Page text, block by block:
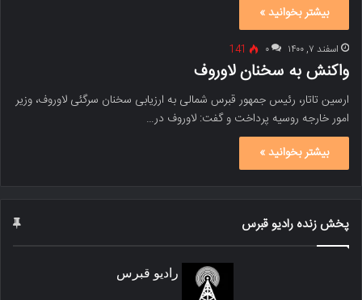
بیشتر بخوانید »
اسفند ۷, ۱۴۰۰ ۰ 141
واکنش به سخنان لاوروف
ارسین تاتار، رئیس جمهور قبرس شمالی به ارزیابی سخنان سرگئی لاوروف، وزیر
امور خارجه روسیه پرداخت و گفت: لاوروف در…
بیشتر بخوانید »
پخش زنده رادیو قبرس
رادیو قبرس